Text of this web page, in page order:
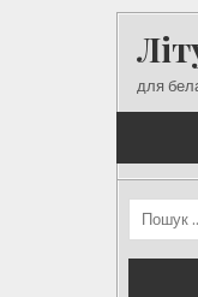
для
Пошук: